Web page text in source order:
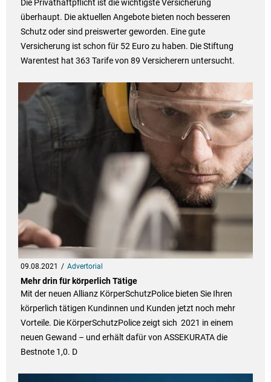
Die Privathaftpflicht ist die wichtigste Versicherung
überhaupt. Die aktuellen Angebote bieten noch besseren
Schutz oder sind preiswerter geworden. Eine gute
Versicherung ist schon für 52 Euro zu haben. Die Stiftung
Warentest hat 363 Tarife von 89 Versicherern untersucht.
09.08.2021 Advertorial
Mehr drin für körperlich Tätige
Mit der neuen Allianz KörperSchutzPolice bieten Sie Ihren
körperlich tätigen Kundinnen und Kunden jetzt noch mehr
Vorteile. Die KörperSchutzPolice zeigt sich 2021 in einem
neuen Gewand – und erhält dafür von ASSEKURATA die
Bestnote 1,0. D